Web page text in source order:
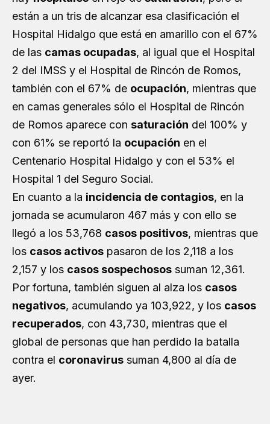
están a un tris de alcanzar esa clasificación el
Hospital Hidalgo que está en amarillo con el 67%
de las camas ocupadas, al igual que el Hospital
2 del IMSS y el Hospital de Rincón de Romos,
también con el 67% de ocupación, mientras que
en camas generales sólo el Hospital de Rincón
de Romos aparece con saturación del 100% y
con 61% se reportó la ocupación en el
Centenario Hospital Hidalgo y con el 53% el
Hospital 1 del Seguro Social.
En cuanto a la incidencia de contagios, en la
jornada se acumularon 467 más y con ello se
llegó a los 53,768 casos positivos, mientras que
los casos activos pasaron de los 2,118 a los
2,157 y los casos sospechosos suman 12,361.
Por fortuna, también siguen al alza los casos
negativos, acumulando ya 103,922, y los casos
recuperados, con 43,730, mientras que el
global de personas que han perdido la batalla
contra el coronavirus suman 4,800 al día de
ayer.